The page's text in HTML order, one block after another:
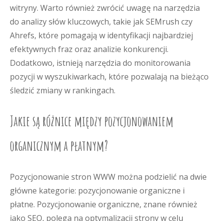
witryny. Warto również zwrócić uwagę na narzędzia
do analizy słów kluczowych, takie jak SEMrush czy
Ahrefs, które pomagają w identyfikacji najbardziej
efektywnych fraz oraz analizie konkurencji.
Dodatkowo, istnieją narzędzia do monitorowania
pozycji w wyszukiwarkach, które pozwalają na bieżąco
śledzić zmiany w rankingach.
Jakie są różnice między pozycjonowaniem
organicznym a płatnym?
Pozycjonowanie stron WWW można podzielić na dwie
główne kategorie: pozycjonowanie organiczne i
płatne. Pozycjonowanie organiczne, znane również
jako SEO, polega na optymalizacji strony w celu